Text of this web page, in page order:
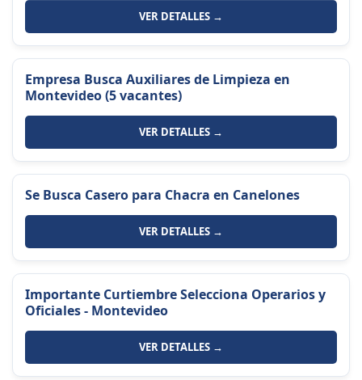
VER DETALLES →
Empresa Busca Auxiliares de Limpieza en
Montevideo (5 vacantes)
VER DETALLES →
Se Busca Casero para Chacra en Canelones
VER DETALLES →
Importante Curtiembre Selecciona Operarios y
Oficiales - Montevideo
VER DETALLES →